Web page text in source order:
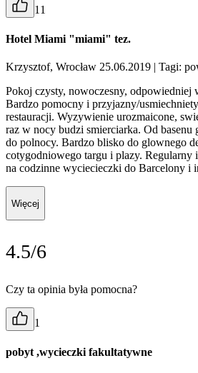
11
Hotel Miami "miami" tez.
Krzysztof, Wrocław 25.06.2019 | Tagi:
Pokoj czysty, nowoczesny, odpowiedniej
Bardzo pomocny i przyjazny/
restauracji. Wyzywienie urozmaicone,
raz w nocy budzi smierciarka. Od
do polnocy. Bardzo blisko do glownego
cotygodniowego targu i plazy. Regularny
na codzinne wyciecieczki do Barcelony i
Więcej
4.5/6
Czy ta opinia była pomocna?
1
pobyt ,wycieczki fakultatywne